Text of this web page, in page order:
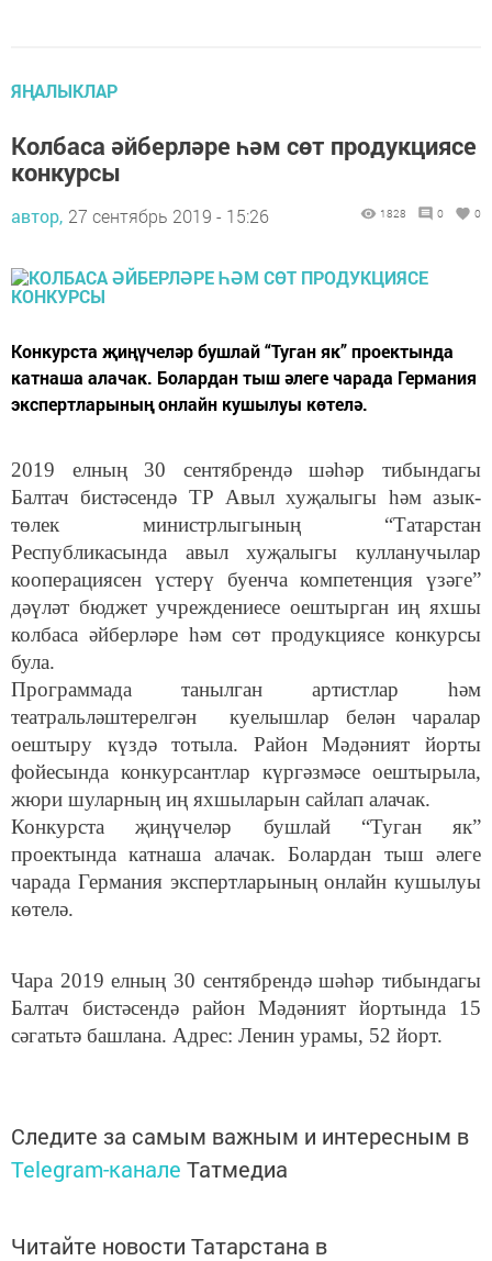
ЯҢАЛЫКЛАР
Колбаса әйберләре һәм сөт продукциясе
конкурсы
автор, 27 сентябрь 2019 - 15:26 1828 0 0
Конкурста җиңүчеләр бушлай “Туган як” проектында
катнаша алачак. Болардан тыш әлеге чарада Германия
экспертларының онлайн кушылуы көтелә.
2019 елның 30 сентябрендә шәһәр тибындагы
Балтач бистәсендә ТР Авыл хуҗалыгы һәм азык-
төлек министрлыгының “Татарстан
Республикасында авыл хуҗалыгы кулланучылар
кооперациясен үстерү буенча компетенция үзәге”
дәүләт бюджет учреждениесе оештырган иң яхшы
колбаса әйберләре һәм сөт продукциясе конкурсы
була.
Программада танылган артистлар һәм
театральләштерелгән куелышлар белән чаралар
оештыру күздә тотыла. Район Мәдәният йорты
фойесында конкурсантлар күргәзмәсе оештырыла,
жюри шуларның иң яхшыларын сайлап алачак.
Конкурста җиңүчеләр бушлай “Туган як”
проектында катнаша алачак. Болардан тыш әлеге
чарада Германия экспертларының онлайн кушылуы
көтелә.
Чара 2019 елның 30 сентябрендә шәһәр тибындагы
Балтач бистәсендә район Мәдәният йортында 15
сәгатьтә башлана. Адрес: Ленин урамы, 52 йорт.
Следите за самым важным и интересным в
Telegram-канале Татмедиа
Читайте новости Татарстана в